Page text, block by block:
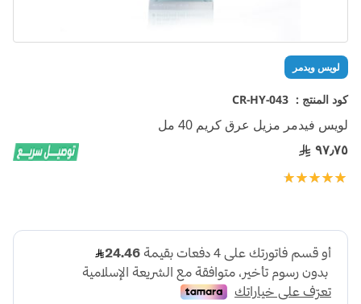
لويس ويدمر
كود المنتج : CR-HY-043
لويس فيدمر مزيل عرق كريم 40 مل
٩٧٫٧٥
تقييم:
تخطي
إلى
بداية
معرض
الصور